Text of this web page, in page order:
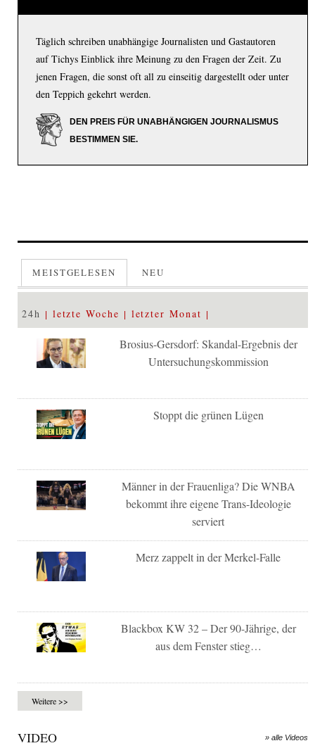
Täglich schreiben unabhängige Journalisten und Gastautoren
auf Tichys Einblick ihre Meinung zu den Fragen der Zeit. Zu
jenen Fragen, die sonst oft all zu einseitig dargestellt oder unter
den Teppich gekehrt werden.
DEN PREIS FÜR UNABHÄNGIGEN JOURNALISMUS
BESTIMMEN SIE.
MEISTGELESEN NEU
24h letzte Woche letzter Monat
Brosius-Gersdorf: Skandal-Ergebnis der
Untersuchungskommission
Stoppt die grünen Lügen
Männer in der Frauenliga? Die WNBA
bekommt ihre eigene Trans-Ideologie
serviert
Merz zappelt in der Merkel-Falle
Blackbox KW 32 – Der 90-Jährige, der
aus dem Fenster stieg…
Weitere >>
VIDEO » alle Videos